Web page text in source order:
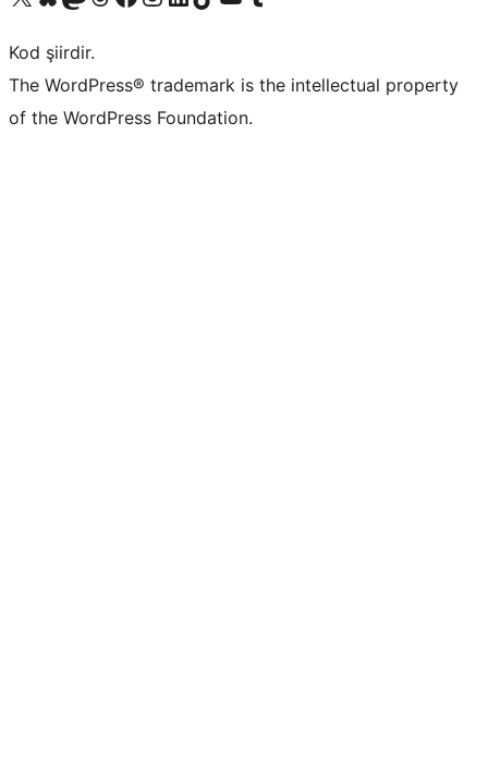
Kod şiirdir.
The WordPress® trademark is the intellectual property
of the WordPress Foundation.